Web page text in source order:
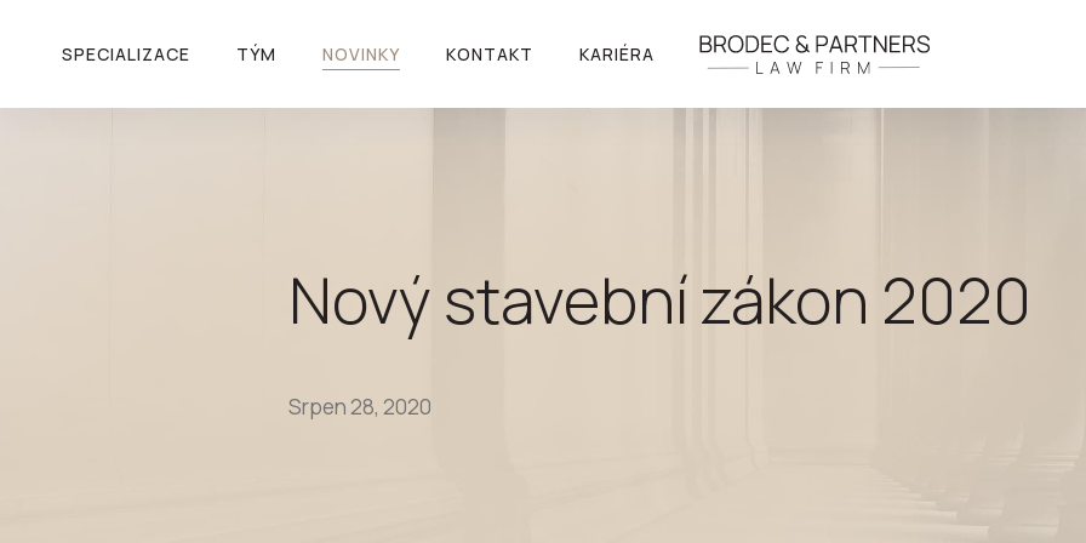
SPECIALIZACE TÝM NOVINKY KONTAKT KARIÉRA
Nový stavební zákon 2020
Srpen 28, 2020